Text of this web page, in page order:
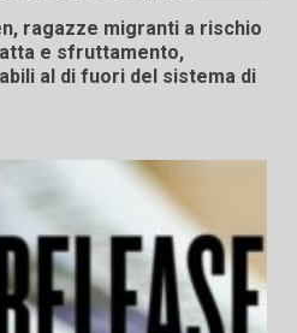
ragazze migranti a rischio
e sfruttamento,
al di fuori del sistema di